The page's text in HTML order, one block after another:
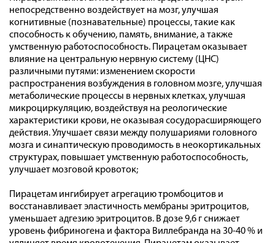
непосредственно воздействует на мозг, улучшая
когнитивные (познавательные) процессы, такие как
способность к обучению, память, внимание, а также
умственную работоспособность. Пирацетам оказывает
влияние на центральную нервную систему (ЦНС)
различными путями: изменением скорости
распространения возбуждения в головном мозге, улучшая
метаболические процессы в нервных клетках, улучшая
микроциркуляцию, воздействуя на реологические
характеристики крови, не оказывая сосудорасширяющего
действия. Улучшает связи между полушариями головного
мозга и синаптическую проводимость в неокортикальных
структурах, повышает умственную работоспособность,
улучшает мозговой кровоток;
Пирацетам ингибирует агрегацию тромбоцитов и
восстанавливает эластичность мембраны эритроцитов,
уменьшает адгезию эритроцитов. В дозе 9,6 г снижает
уровень фибриногена и фактора Виллебранда на 30-40 % и